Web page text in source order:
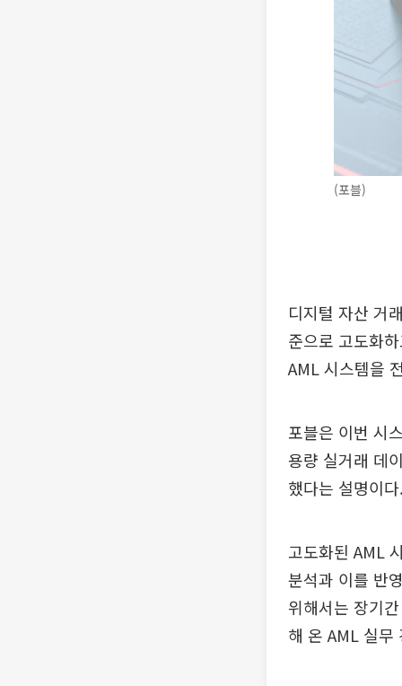
(포블)
디지털 자산 거
준으로 고도화
AML 시스템을
포블은 이번 시
용량 실거래 데
했다는 설명이다.
고도화된 AML
분석과 이를 반
위해서는 장기
해 온 AML 실무